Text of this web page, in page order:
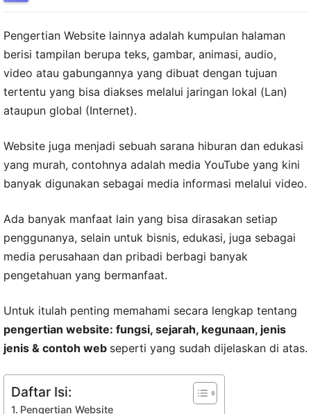
Pengertian Website lainnya adalah kumpulan halaman
berisi tampilan berupa teks, gambar, animasi, audio,
video atau gabungannya yang dibuat dengan tujuan
tertentu yang bisa diakses melalui jaringan lokal (Lan)
ataupun global (Internet).
Website juga menjadi sebuah sarana hiburan dan edukasi
yang murah, contohnya adalah media YouTube yang kini
banyak digunakan sebagai media informasi melalui video.
Ada banyak manfaat lain yang bisa dirasakan setiap
penggunanya, selain untuk bisnis, edukasi, juga sebagai
media perusahaan dan pribadi berbagi banyak
pengetahuan yang bermanfaat.
Untuk itulah penting memahami secara lengkap tentang
pengertian website: fungsi, sejarah, kegunaan, jenis
jenis & contoh web seperti yang sudah dijelaskan di atas.
Daftar Isi:
Pengertian Website